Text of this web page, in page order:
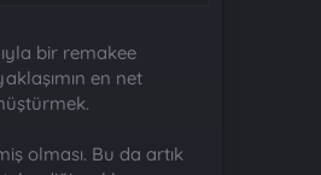
bir remakee
en net
olması. Bu da artık